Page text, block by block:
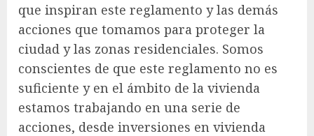
que inspiran este reglamento y las demás
acciones que tomamos para proteger la
ciudad y las zonas residenciales. Somos
conscientes de que este reglamento no es
suficiente y en el ámbito de la vivienda
estamos trabajando en una serie de
acciones, desde inversiones en vivienda